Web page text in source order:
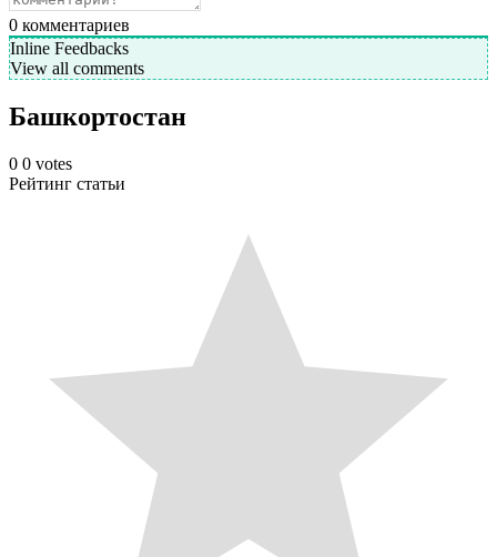
0 комментариев
Inline Feedbacks
View all comments
Башкортостан
0 0 votes
Рейтинг статьи